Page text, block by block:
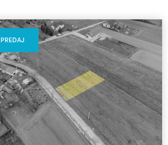
PREDAJ